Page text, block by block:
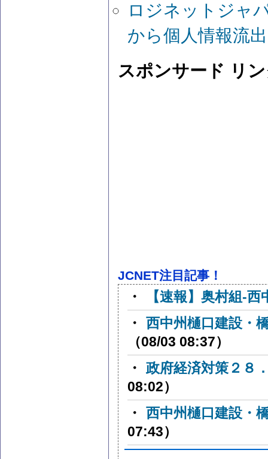
ロジネットジャ
から個人情報流
スポンサード リ
JCNET注目記事！
・
【速報】奥村組-
・ 西中州樋口建設・
（08/03 08:37）
・ 政府経済対策２８
08:02）
・ 西中州樋口建設・
07:43）